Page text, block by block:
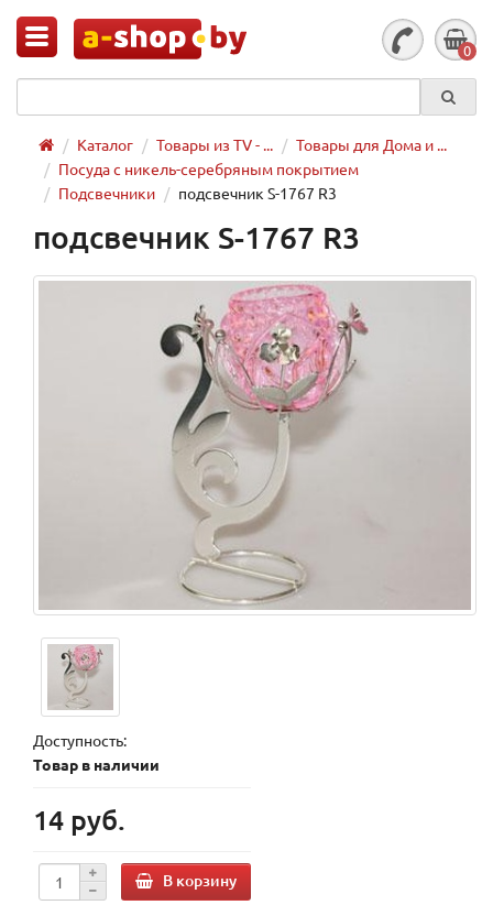
0
Каталог Товары из TV - ...
Товары для Дома и ...
Посуда с никель-серебряным покрытием
Подсвечники
подсвечник S-1767 R3
подсвечник S-1767 R3
Доступность:
Товар в наличии
14 руб.
В корзину